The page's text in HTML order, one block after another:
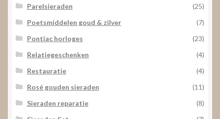
Parelsieraden
(25)
Poetsmiddelen goud & zilver
(7)
Pontiac horloges
(23)
Relatiegeschenken
(4)
Restauratie
(4)
Rosé gouden sieraden
(11)
Sieraden reparatie
(8)